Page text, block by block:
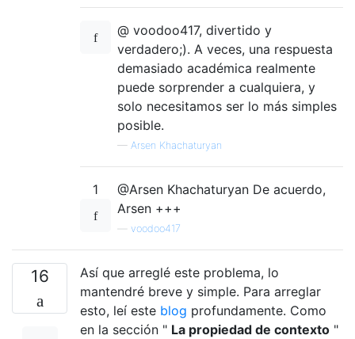
@ voodoo417, divertido y
verdadero;). A veces, una respuesta
demasiado académica realmente
puede sorprender a cualquiera, y
solo necesitamos ser lo más simples
posible.
— Arsen Khachaturyan
1
@Arsen Khachaturyan De acuerdo,
Arsen +++
voodoo417
16
Así que arreglé este problema, lo
mantendré breve y simple. Para arreglar
esto, leí este blog profundamente. Como
en la sección " La propiedad de contexto "